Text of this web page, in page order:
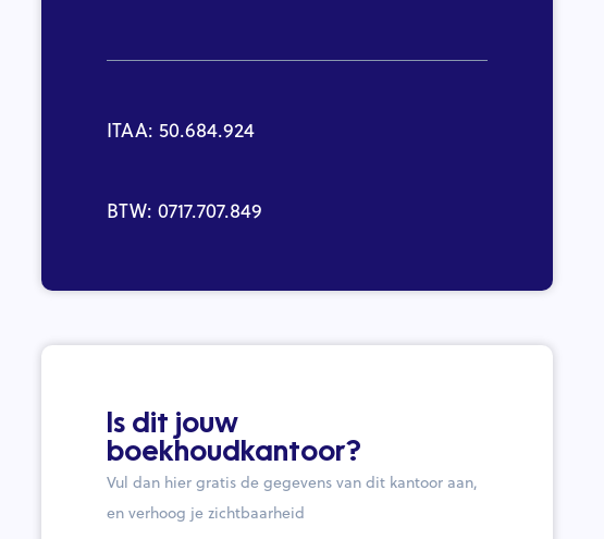
ITAA: 50.684.924
BTW: 0717.707.849
Is dit jouw
boekhoudkantoor?
Vul dan hier gratis de gegevens van dit kantoor aan,
en verhoog je zichtbaarheid